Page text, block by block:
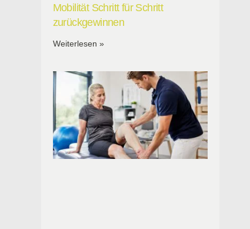
Mobilität Schritt für Schritt
zurückgewinnen
Weiterlesen »